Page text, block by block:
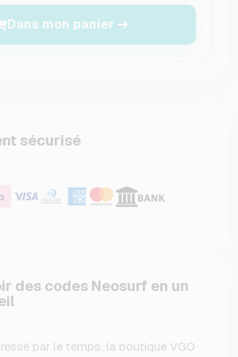
Dans mon panier
sécurisé
des codes Neosurf en un
par le temps, la boutique VGO